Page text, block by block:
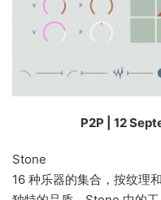
P2P | 12
Stone
16 种乐器的集合，按纹理